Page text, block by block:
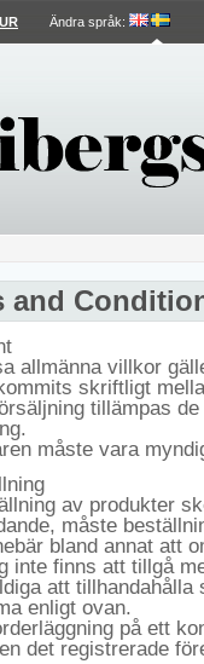
Ändra språk:
and
allmänna villkor
skriftligt
tillämpas
måste vara
av produkter
måste
bland annat att
inte finns att tillgå
att tillhandahålla
enligt ovan.
på ett
det registrerade